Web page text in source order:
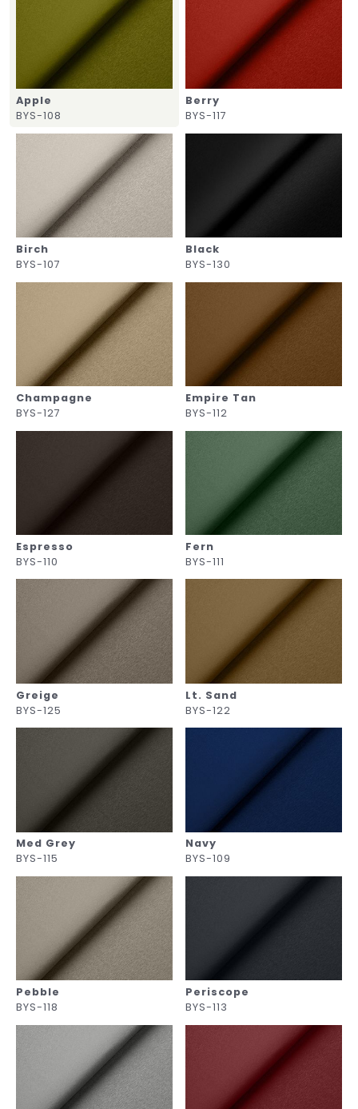
Apple
BYS-108
Berry
BYS-117
Birch
BYS-107
Black
BYS-130
Champagne
BYS-127
Empire Tan
BYS-112
Espresso
BYS-110
Fern
BYS-111
Greige
BYS-125
Lt. Sand
BYS-122
Med Grey
BYS-115
Navy
BYS-109
Pebble
BYS-118
Periscope
BYS-113